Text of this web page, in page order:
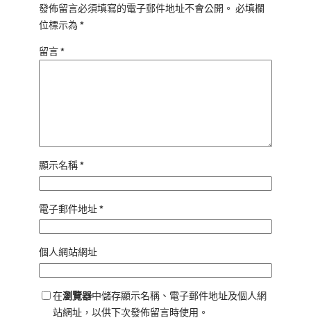
發佈留言必須填寫的電子郵件地址不會公開。 必填欄
位標示為*
留言*
顯示名稱*
電子郵件地址*
個人網站網址
在瀏覽器中儲存顯示名稱、電子郵件地址及個人網
站網址，以供下次發佈留言時使用。